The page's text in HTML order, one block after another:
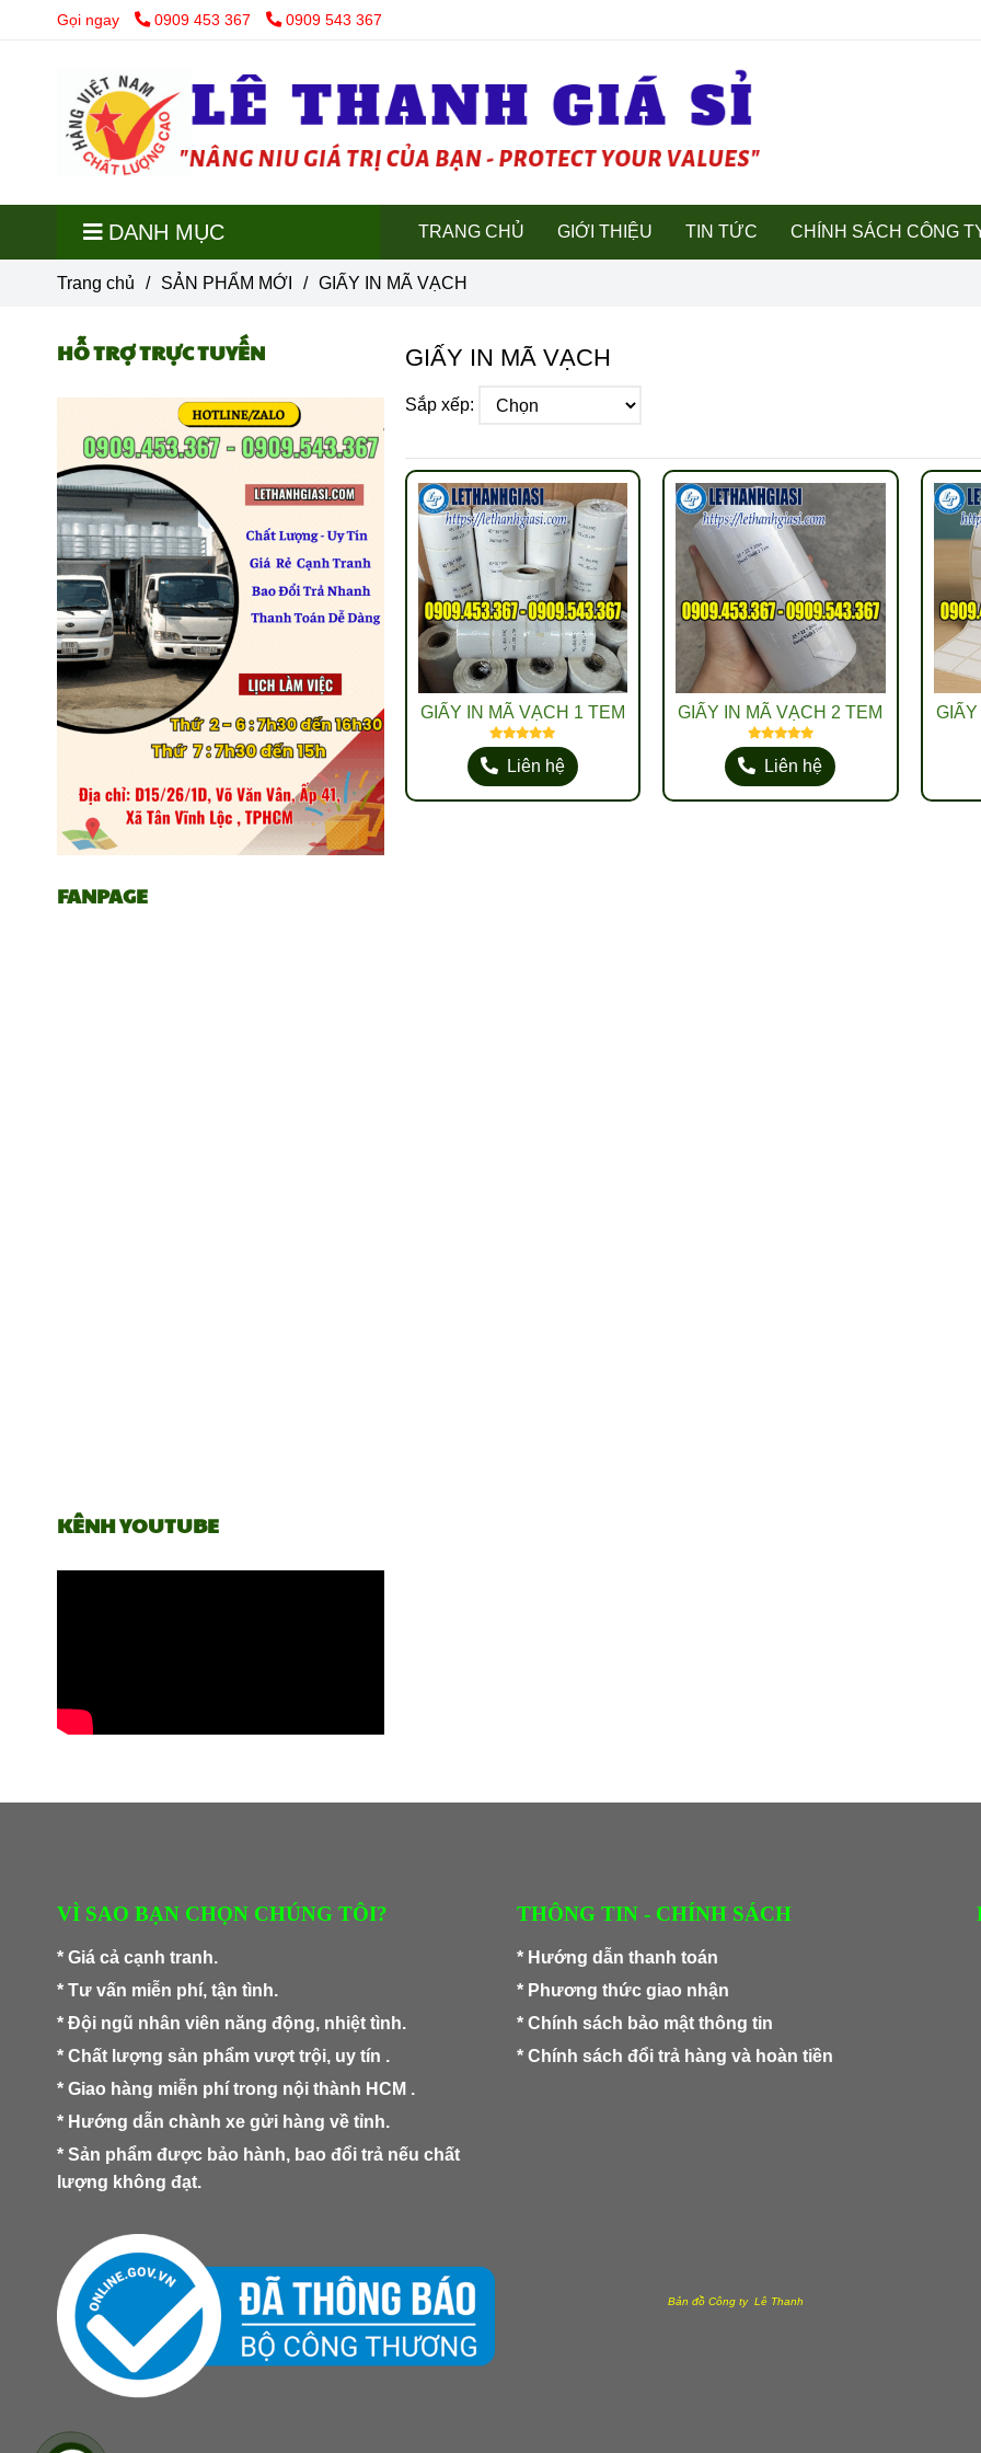
Gọi ngay 0909 453 367 0909 543 367
DANH MỤC TRANG CHỦ GIỚI THIỆU TIN TỨC CHÍNH SÁCH CÔNG
Trang chủ / SẢN PHẨM MỚI / GIẤY IN MÃ VẠCH
GIẤY IN MÃ VẠCH
Sắp xếp:
GIẤY IN MÃ VẠCH 1 TEM
Liên hệ
GIẤY IN MÃ VẠCH 2 TEM
Liên hệ
HỖ TRỢ TRỰC TUYẾN
FANPAGE
KÊNH YOUTUBE
VÌ SAO BẠN CHỌN CHÚNG TÔI?
* Giá cả cạnh tranh.
* Tư vấn miễn phí, tận tình.
* Đội ngũ nhân viên năng động, nhiệt tình.
* Chất lượng sản phẩm vượt trội, uy tín .
* Giao hàng miễn phí trong nội thành HCM .
* Hướng dẫn chành xe gửi hàng về tỉnh.
* Sản phẩm được bảo hành, bao đổi trả nếu chất
lượng không đạt.
THÔNG TIN - CHÍNH SÁCH
* Hướng dẫn thanh toán
* Phương thức giao nhận
* Chính sách bảo mật thông tin
* Chính sách đổi trả hàng và hoàn tiền
Bản đồ Công ty Lê Thanh